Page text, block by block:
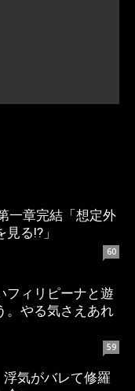
一章完結「想定外
る!?」
60
フィリピーナと遊
。やる気さえあれ
59
浮気がバレて修羅